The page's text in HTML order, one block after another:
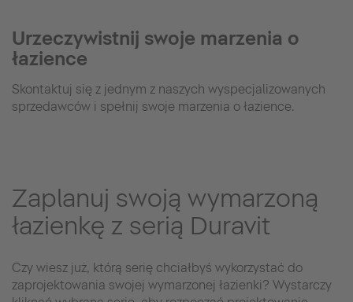
Urzeczywistnij swoje marzenia o
łazience
Skontaktuj się z jednym z naszych wyspecjalizowanych
sprzedawców i spełnij swoje marzenia o łazience.
Zaplanuj swoją wymarzoną
łazienkę z serią Duravit
Czy wiesz już, którą serię chciałbyś wykorzystać do
zaprojektowania swojej wymarzonej łazienki? Wystarczy